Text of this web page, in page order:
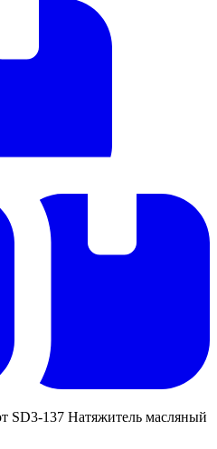
SD3-137 Натяжитель масляный